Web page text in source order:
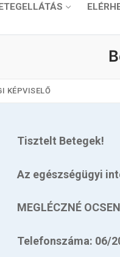
KÉPVISELŐ
Tisztelt Betegek!
Az egészségügyi
MEGLÉCZNÉ
Telefonszáma: 06/